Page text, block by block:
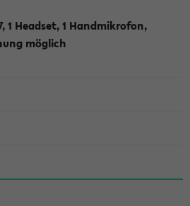
1 Headset, 1 Handmikrofon,
möglich